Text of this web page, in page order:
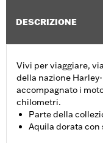
DESCRIZIONE
Vivi per viaggiare,
della nazione
accompagnato i
chilometri.
Parte della
Aquila dorata con